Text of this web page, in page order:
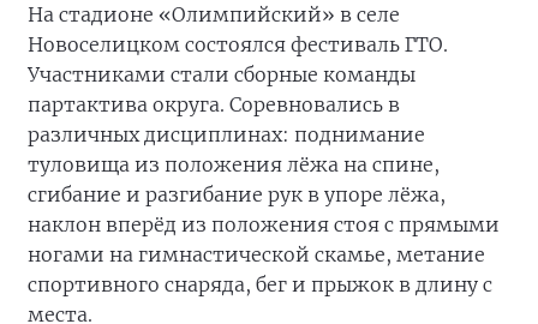
На стадионе «Олимпийский» в селе
Новоселицком состоялся фестиваль ГТО.
Участниками стали сборные команды
партактива округа. Соревновались в
различных дисциплинах: поднимание
туловища из положения лёжа на спине,
сгибание и разгибание рук в упоре лёжа,
наклон вперёд из положения стоя с прямыми
ногами на гимнастической скамье, метание
спортивного снаряда, бег и прыжок в длину с
места.